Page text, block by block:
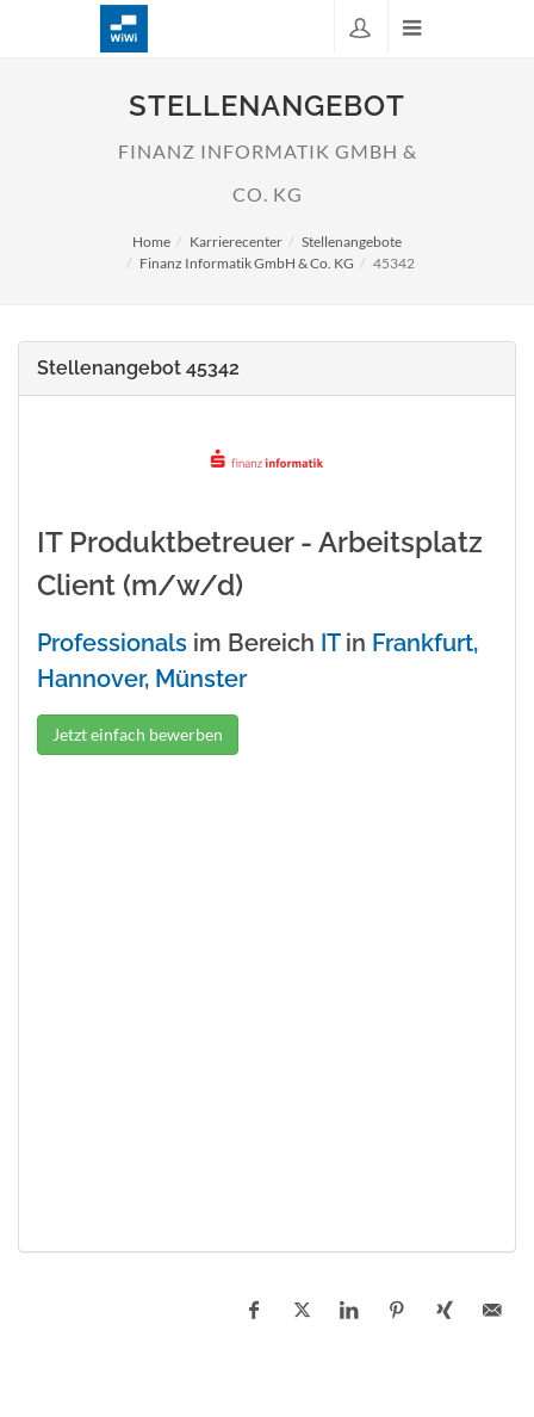
STELLENANGEBOT
FINANZ INFORMATIK GMBH &
CO. KG
Home Karrierecenter
Stellenangebote
Finanz Informatik GmbH & Co. KG
45342
Stellenangebot 45342
IT Produktbetreuer - Arbeitsplatz
Client (m/w/d)
Professionals im Bereich ITin Frankfurt,
Hannover, Münster
Jetzt einfach bewerben